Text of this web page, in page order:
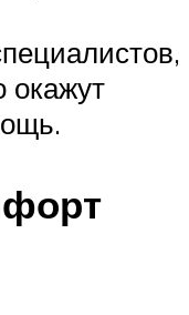
окажут